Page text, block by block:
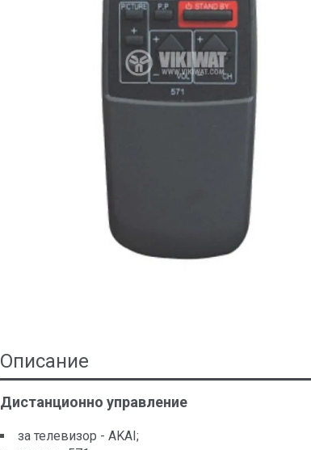
Описание
Дистанционно управление
за телевизор - AKAI;